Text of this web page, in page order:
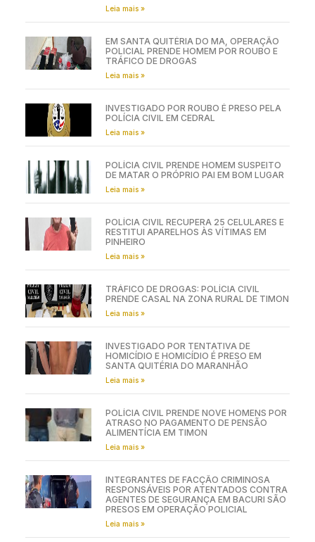
Leia mais »
EM SANTA QUITÉRIA DO MA, OPERAÇÃO
POLICIAL PRENDE HOMEM POR ROUBO E
TRÁFICO DE DROGAS
Leia mais »
INVESTIGADO POR ROUBO É PRESO PELA
POLÍCIA CIVIL EM CEDRAL
Leia mais »
POLÍCIA CIVIL PRENDE HOMEM SUSPEITO
DE MATAR O PRÓPRIO PAI EM BOM LUGAR
Leia mais »
POLÍCIA CIVIL RECUPERA 25 CELULARES E
RESTITUI APARELHOS ÀS VÍTIMAS EM
PINHEIRO
Leia mais »
TRÁFICO DE DROGAS: POLÍCIA CIVIL
PRENDE CASAL NA ZONA RURAL DE TIMON
Leia mais »
INVESTIGADO POR TENTATIVA DE
HOMICÍDIO E HOMICÍDIO É PRESO EM
SANTA QUITÉRIA DO MARANHÃO
Leia mais »
POLÍCIA CIVIL PRENDE NOVE HOMENS POR
ATRASO NO PAGAMENTO DE PENSÃO
ALIMENTÍCIA EM TIMON
Leia mais »
INTEGRANTES DE FACÇÃO CRIMINOSA
RESPONSÁVEIS POR ATENTADOS CONTRA
AGENTES DE SEGURANÇA EM BACURI SÃO
PRESOS EM OPERAÇÃO POLICIAL
Leia mais »